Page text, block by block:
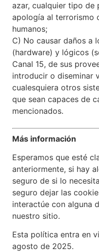
azar, cualquier tipo de
apología al terrorismo
humanos;
C) No causar daños a
(hardware) y lógicos
Canal 15, de sus
introducir o diseminar
cualesquiera otros
que sean capaces de
mencionados.
Más información
Esperamos que esté
anteriormente, si hay
seguro de si lo
seguro dejar las
interactúe con alguna
nuestro sitio.
Esta política entra en
agosto de 2025.